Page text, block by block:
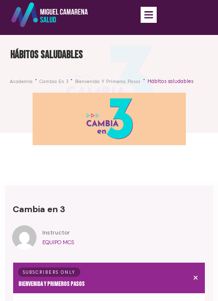
Hábitos saludables
Academia Cambia En 3 Bienvenida Y Primeros Pasos Hábitos saludables
Cambia en 3
Instructor
EQUIPO MCS
SUBSCRIBERS ONLY
Bienvenida y primeros pasos